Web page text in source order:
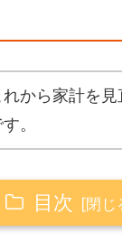
から家計を
。
目次